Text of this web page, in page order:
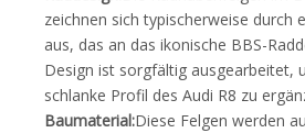
zeichnen sich typischerweise durch
aus, das an das ikonische BBS-
Design ist sorgfältig ausgearbeitet,
schlanke Profil des Audi R8 zu
Baumaterial:Diese Felgen werden